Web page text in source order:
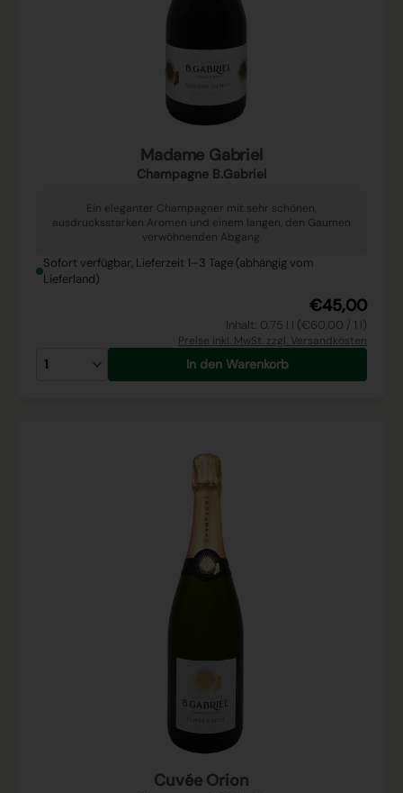
Madame Gabriel
Champagne B.Gabriel
Ein eleganter Champagner mit sehr schönen,
ausdrucksstarken Aromen und einem langen, den Gaumen
verwöhnenden Abgang.
Sofort verfügbar, Lieferzeit 1–3 Tage (abhängig vom
Lieferland)
€45,00
Inhalt: 0.75 l l (€60,00 / 1 l)
Preise inkl. MwSt. zzgl. Versandkosten
In den Warenkorb
Cuvée Orion